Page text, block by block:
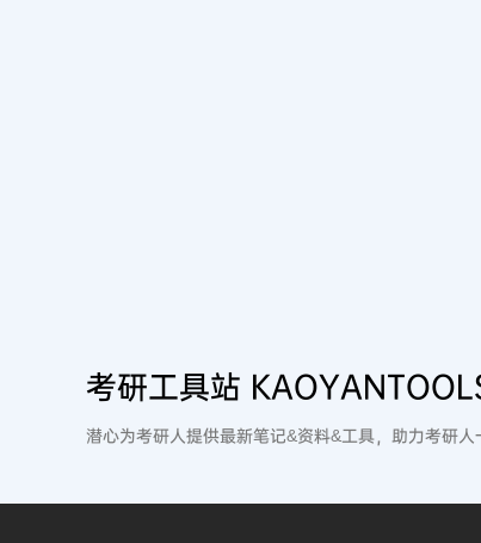
考研工具站
潜心为考研人提供最新笔记&资料&工具，助力考研人